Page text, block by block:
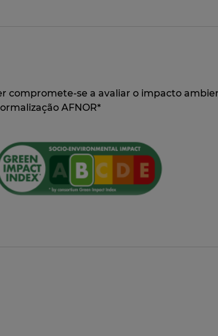
compromete-se a avaliar o impacto
AFNOR*
geridos de forma sustentável*